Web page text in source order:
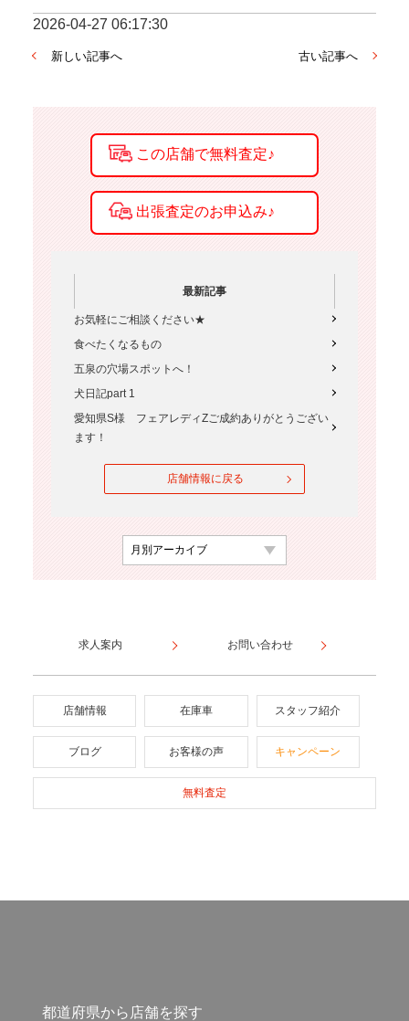
2026-04-27 06:17:30
新しい記事へ 古い記事へ
最新記事
お気軽にご相談ください★
食べたくなるもの
五泉の穴場スポットへ！
犬日記part 1
愛知県S様 フェアレディZご成約ありがとうござい
ます！
店舗情報に戻る
求人案内 お問い合わせ
店舗情報 在庫車 スタッフ紹介
ブログ お客様の声 キャンペーン
無料査定
都道府県から店舗を探す